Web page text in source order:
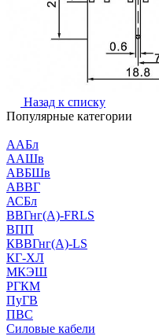
Назад к списку
Популярные категории
ААБл
ААШв
АВБШв
АВВГ
АСБл
ВВГнг(А)-FRLS
ВПП
КВВГнг(А)-LS
КГ-ХЛ
МКЭШ
РГКМ
ПуГВ
ПВС
Силовые кабели